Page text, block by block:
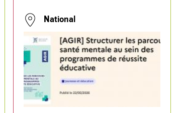
National